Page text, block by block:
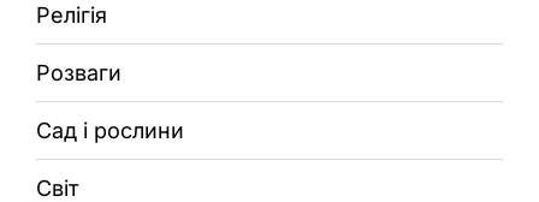
Релігія
Розваги
Сад і рослини
Світ